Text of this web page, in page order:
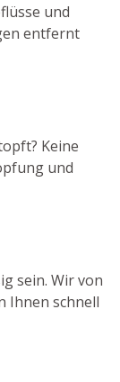
und
entfernt
Keine
und
sein. Wir von
Ihnen schnell